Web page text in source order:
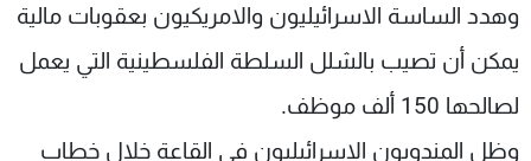
وهدد الساسة الاسرائيليون والامريكيون بعقوبات مالية
يمكن أن تصيب بالشلل السلطة الفلسطينية التي يعمل
لصالحها 150 ألف موظف.
وظل المندوبون الاسرائيليون في القاعة خلال خطاب